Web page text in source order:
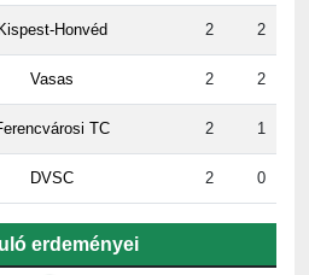
Vasas 2 2
Ferencvárosi TC 2 1
DVSC 2 0
- Paks